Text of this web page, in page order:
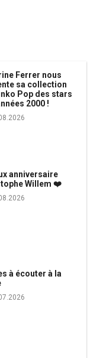
Ferrer nous
sa collection
Pop des stars
2000 !
anniversaire
Willem ❤️
à écouter à la